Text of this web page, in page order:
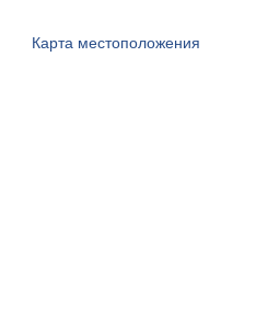
Карта местоположения